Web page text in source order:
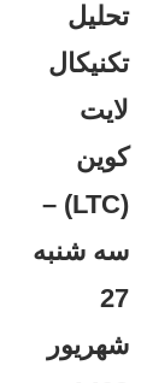
تحلیل
تکنیکال
لایت
کوین
(LTC) –
سه شنبه
27
شهریور